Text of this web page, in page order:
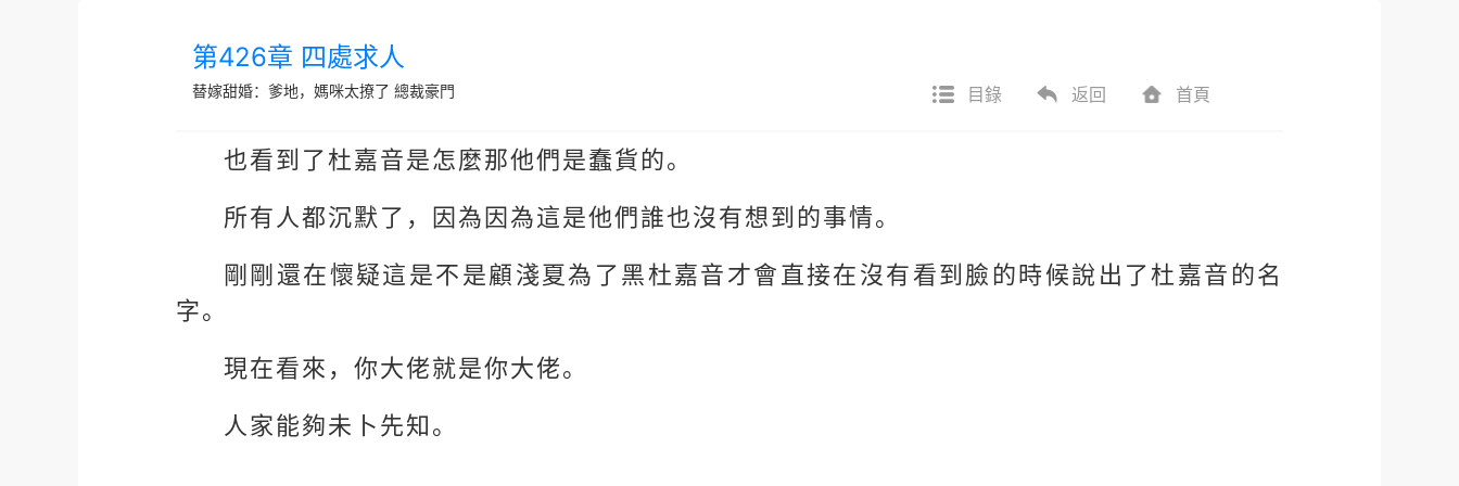
第426章 四處求人
替嫁甜婚：爹地，媽咪太撩了 總裁豪門 目錄 返回 首頁
也看到了杜嘉音是怎麼那他們是蠢貨的。
所有人都沉默了，因為因為這是他們誰也沒有想到的事情。
剛剛還在懷疑這是不是顧淺夏為了黑杜嘉音才會直接在沒有看到臉的時候說出了杜嘉音的名
字。
現在看來，你大佬就是你大佬。
人家能夠未卜先知。